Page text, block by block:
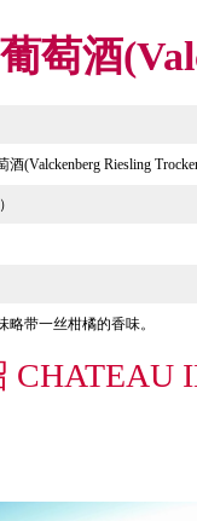
萄酒
(Valckenberg Riesling
带一丝柑橘的香味。
CHATEAU